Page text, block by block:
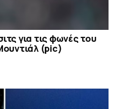
για τις φωνές του
(pic)